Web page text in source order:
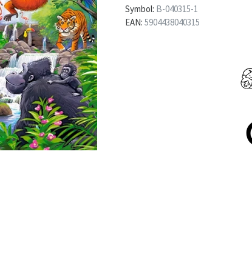
Symbol: B-040315-1
EAN: 5904438040315